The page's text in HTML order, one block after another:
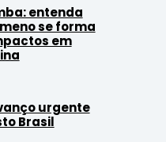
entenda
se forma
em
urgente
Brasil